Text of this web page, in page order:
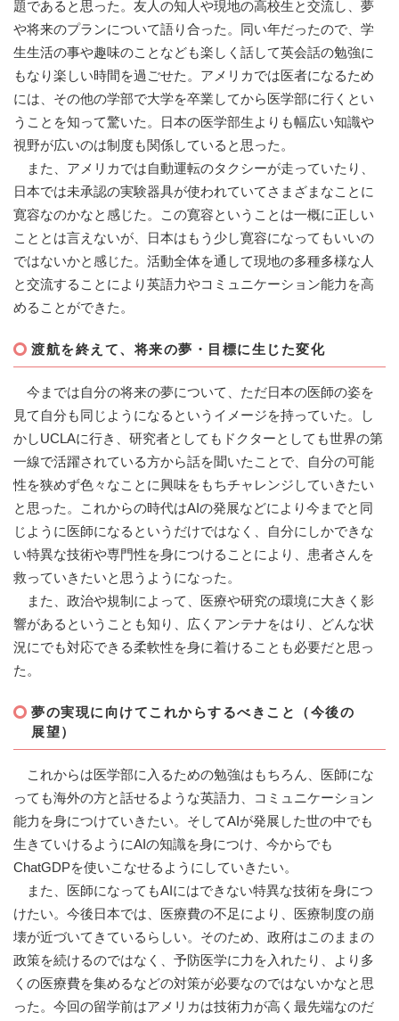
題であると思った。友人の知人や現地の高校生と交流し、夢
や将来のプランについて語り合った。同い年だったので、学
生生活の事や趣味のことなども楽しく話して英会話の勉強に
もなり楽しい時間を過ごせた。アメリカでは医者になるため
には、その他の学部で大学を卒業してから医学部に行くとい
うことを知って驚いた。日本の医学部生よりも幅広い知識や
視野が広いのは制度も関係していると思った。
また、アメリカでは自動運転のタクシーが走っていたり、
日本では未承認の実験器具が使われていてさまざまなことに
寛容なのかなと感じた。この寛容ということは一概に正しい
こととは言えないが、日本はもう少し寛容になってもいいの
ではないかと感じた。活動全体を通して現地の多種多様な人
と交流することにより英語力やコミュニケーション能力を高
めることができた。
渡航を終えて、将来の夢・目標に生じた変化
今までは自分の将来の夢について、ただ日本の医師の姿を
見て自分も同じようになるというイメージを持っていた。し
かしUCLAに行き、研究者としてもドクターとしても世界の第
一線で活躍されている方から話を聞いたことで、自分の可能
性を狭めず色々なことに興味をもちチャレンジしていきたい
と思った。これからの時代はAIの発展などにより今までと同
じように医師になるというだけではなく、自分にしかできな
い特異な技術や専門性を身につけることにより、患者さんを
救っていきたいと思うようになった。
また、政治や規制によって、医療や研究の環境に大きく影
響があるということも知り、広くアンテナをはり、どんな状
況にでも対応できる柔軟性を身に着けることも必要だと思っ
た。
夢の実現に向けてこれからするべきこと（今後の
展望）
これからは医学部に入るための勉強はもちろん、医師にな
っても海外の方と話せるような英語力、コミュニケーション
能力を身につけていきたい。そしてAIが発展した世の中でも
生きていけるようにAIの知識を身につけ、今からでも
ChatGDPを使いこなせるようにしていきたい。
また、医師になってもAIにはできない特異な技術を身につ
けたい。今後日本では、医療費の不足により、医療制度の崩
壊が近づいてきているらしい。そのため、政府はこのままの
政策を続けるのではなく、予防医学に力を入れたり、より多
くの医療費を集めるなどの対策が必要なのではないかなと思
った。今回の留学前はアメリカは技術力が高く最先端なのだ